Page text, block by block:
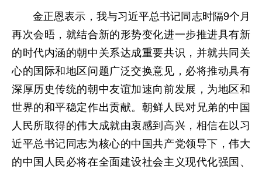
金正恩表示，我与习近平总书记同志时隔9个月
再次会晤，就结合新的形势变化进一步推进具有新
的时代内涵的朝中关系达成重要共识，并就共同关
心的国际和地区问题广泛交换意见，必将推动具有
深厚历史传统的朝中友谊加速向前发展，为地区和
世界的和平稳定作出贡献。朝鲜人民对兄弟的中国
人民所取得的伟大成就由衷感到高兴，相信在以习
近平总书记同志为核心的中国共产党领导下，伟大
的中国人民必将在全面建设社会主义现代化强国、